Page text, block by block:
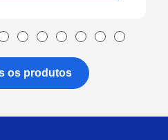
os produtos